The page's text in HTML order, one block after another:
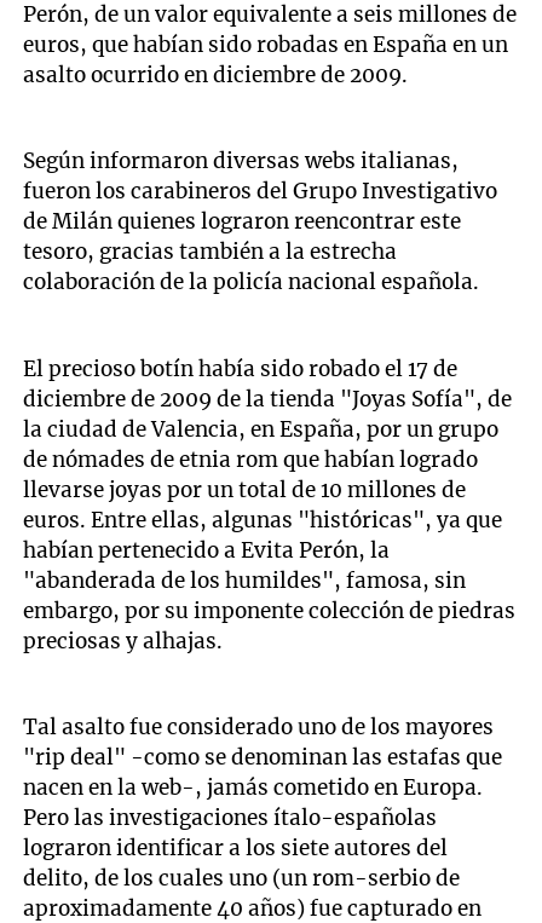
Perón, de un valor equivalente a seis millones de
euros, que habían sido robadas en España en un
asalto ocurrido en diciembre de 2009.
Según informaron diversas webs italianas,
fueron los carabineros del Grupo Investigativo
de Milán quienes lograron reencontrar este
tesoro, gracias también a la estrecha
colaboración de la policía nacional española.
El precioso botín había sido robado el 17 de
diciembre de 2009 de la tienda "Joyas Sofía", de
la ciudad de Valencia, en España, por un grupo
de nómades de etnia rom que habían logrado
llevarse joyas por un total de 10 millones de
euros. Entre ellas, algunas "históricas", ya que
habían pertenecido a Evita Perón, la
"abanderada de los humildes", famosa, sin
embargo, por su imponente colección de piedras
preciosas y alhajas.
Tal asalto fue considerado uno de los mayores
"rip deal" -como se denominan las estafas que
nacen en la web-, jamás cometido en Europa.
Pero las investigaciones ítalo-españolas
lograron identificar a los siete autores del
delito, de los cuales uno (un rom-serbio de
aproximadamente 40 años) fue capturado en